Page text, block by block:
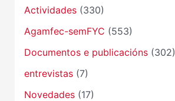
Actividades(330)
Agamfec-semFYC (553)
Documentos e publicacións(302)
entrevistas(7)
Novedades(17)